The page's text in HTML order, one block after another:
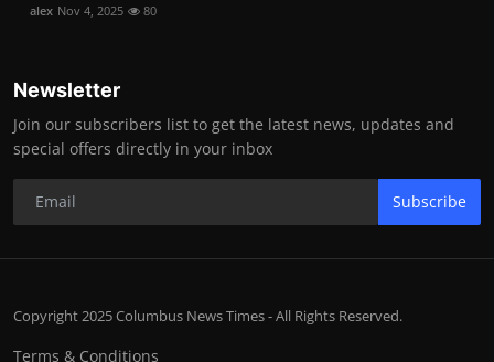
alex Nov 4, 2025 80
Newsletter
Join our subscribers list to get the latest news, updates and
special offers directly in your inbox
Subscribe
Copyright 2025 Columbus News Times - All Rights Reserved.
Terms & Conditions